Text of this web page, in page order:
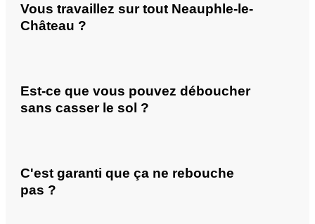
Vous travaillez sur tout Neauphle-le-
Château ?
Est-ce que vous pouvez déboucher
sans casser le sol ?
C'est garanti que ça ne rebouche
pas ?